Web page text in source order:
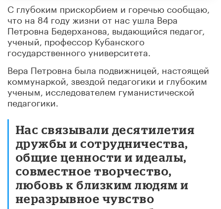
С глубоким прискорбием и горечью сообщаю,
что на 84 году жизни от нас ушла Вера
Петровна Бедерханова, выдающийся педагог,
ученый, профессор Кубанского
государственного университета.
Вера Петровна была подвижницей, настоящей
коммунаркой, звездой педагогики и глубоким
ученым, исследователем гуманистической
педагогики.
Нас связывали десятилетия
дружбы и сотрудничества,
общие ценности и идеалы,
совместное творчество,
любовь к близким людям и
неразрывное чувство